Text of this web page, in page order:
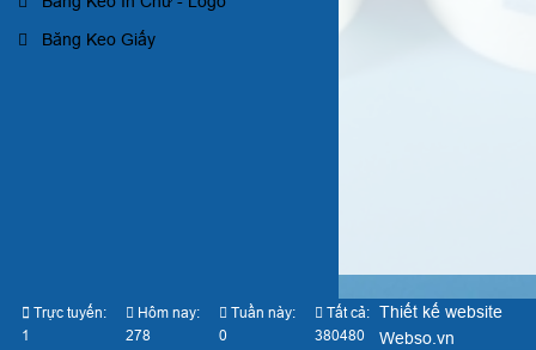
Băng Keo Giấy
Trực tuyến:
1
Hôm nay:
278
Tuần này:
0
Tất cả:
380480
Thiết kế website
Webso.vn